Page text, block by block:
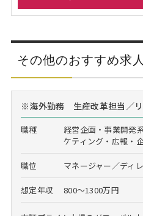
その他のおすすめ求
※海外勤務 生産改革担当／リ
職種
経営企画・事業開発
ケティング・広報・
職位 マネージャー／ディ
想定年収 800～1300万円